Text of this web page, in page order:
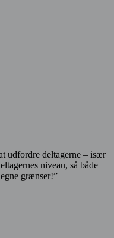
udfordre deltagerne – især
niveau, så både
grænser!”